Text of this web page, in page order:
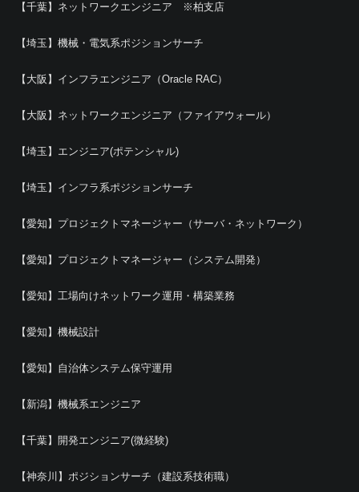
【千葉】ネットワークエンジニア ※柏支店
【埼玉】機械・電気系ポジションサーチ
【大阪】インフラエンジニア（Oracle RAC）
【大阪】ネットワークエンジニア（ファイアウォール）
【埼玉】エンジニア(ポテンシャル)
【埼玉】インフラ系ポジションサーチ
【愛知】プロジェクトマネージャー（サーバ・ネットワーク）
【愛知】プロジェクトマネージャー（システム開発）
【愛知】工場向けネットワーク運用・構築業務
【愛知】機械設計
【愛知】自治体システム保守運用
【新潟】機械系エンジニア
【千葉】開発エンジニア(微経験)
【神奈川】ポジションサーチ（建設系技術職）